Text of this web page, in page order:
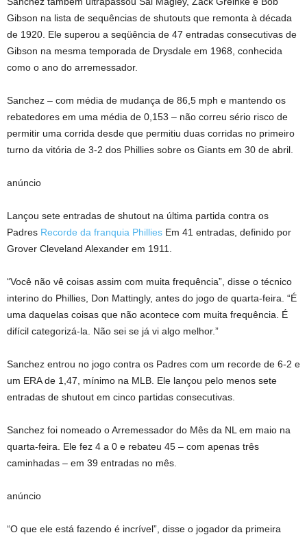
Gibson na lista de sequências de shutouts que remonta à década
de 1920. Ele superou a seqüência de 47 entradas consecutivas de
Gibson na mesma temporada de Drysdale em 1968, conhecida
como o ano do arremessador.
Sanchez – com média de mudança de 86,5 mph e mantendo os
rebatedores em uma média de 0,153 – não correu sério risco de
permitir uma corrida desde que permitiu duas corridas no primeiro
turno da vitória de 3-2 dos Phillies sobre os Giants em 30 de abril.
anúncio
Lançou sete entradas de shutout na última partida contra os
Padres Recorde da franquia Phillies Em 41 entradas, definido por
Grover Cleveland Alexander em 1911.
“Você não vê coisas assim com muita frequência”, disse o técnico
interino do Phillies, Don Mattingly, antes do jogo de quarta-feira. “É
uma daquelas coisas que não acontece com muita frequência. É
difícil categorizá-la. Não sei se já vi algo melhor.”
Sanchez entrou no jogo contra os Padres com um recorde de 6-2 e
um ERA de 1,47, mínimo na MLB. Ele lançou pelo menos sete
entradas de shutout em cinco partidas consecutivas.
Sanchez foi nomeado o Arremessador do Mês da NL em maio na
quarta-feira. Ele fez 4 a 0 e rebateu 45 – com apenas três
caminhadas – em 39 entradas no mês.
anúncio
“O que ele está fazendo é incrível”, disse o jogador da primeira